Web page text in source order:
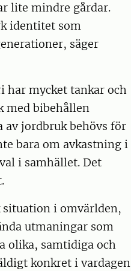
lite mindre gårdar.
identitet som
säger
har mycket tankar och
med bibehållen
av jordbruk behövs för
bara om avkastning i
i samhället. Det
i omvärlden,
utmaningar som
olika, samtidiga och
konkret i vardagen